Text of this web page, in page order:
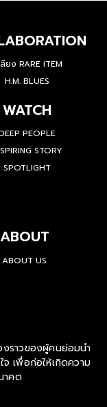
ยง RARE ITEM
H.M. BLUES
WATCH
PEOPLE
STORY
SPOTLIGHT
ABOUT
ABOUT US
งราวของผู้คนย่อมนำ
จ เพื่อก่อให้เกิดความ
าคต